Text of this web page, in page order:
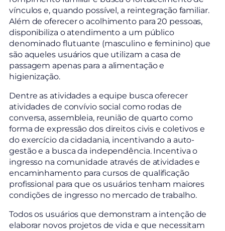
vínculos e, quando possível, a reintegração familiar.
Além de oferecer o acolhimento para 20 pessoas,
disponibiliza o atendimento a um público
denominado flutuante (masculino e feminino) que
são aqueles usuários que utilizam a casa de
passagem apenas para a alimentação e
higienização.
Dentre as atividades a equipe busca oferecer
atividades de convívio social como rodas de
conversa, assembleia, reunião de quarto como
forma de expressão dos direitos civis e coletivos e
do exercício da cidadania, incentivando a auto-
gestão e a busca da independência. Incentiva o
ingresso na comunidade através de atividades e
encaminhamento para cursos de qualificação
profissional para que os usuários tenham maiores
condições de ingresso no mercado de trabalho.
Todos os usuários que demonstram a intenção de
elaborar novos projetos de vida e que necessitam